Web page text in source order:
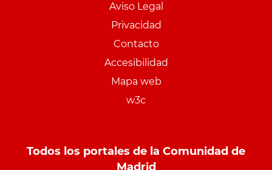
Aviso Legal
Privacidad
Contacto
Accesibilidad
Mapa web
w3c
Todos los portales de la Comunidad de
Madrid